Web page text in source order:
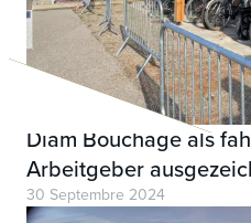
Diam Bouchage als
Arbeitgeber
30 Septembre 2024